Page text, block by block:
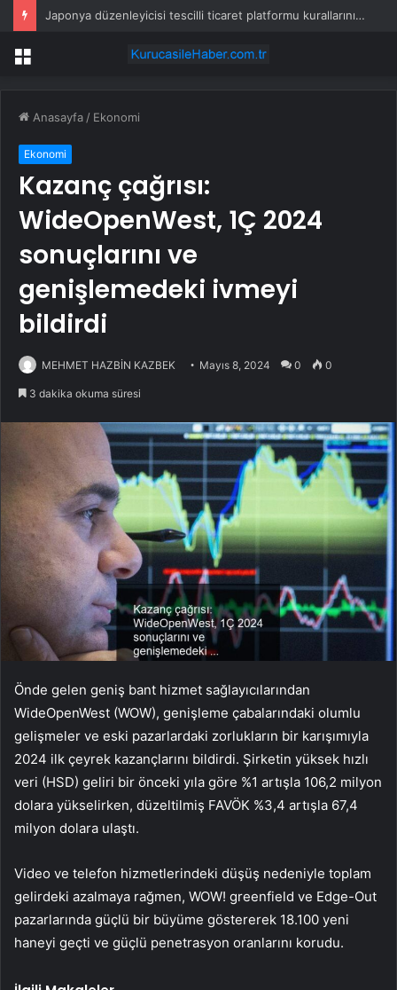
Japonya düzenleyicisi tescilli ticaret platformu kurallarını gözden geçirecek – Nikkei
Menü
Anasayfa / Ekonomi
Ekonomi
Kazanç çağrısı:
WideOpenWest, 1Ç 2024
sonuçlarını ve
genişlemedeki ivmeyi
bildirdi
MEHMET HAZBİN KAZBEK Mayıs 8, 2024 0 0
3 dakika okuma süresi
Önde gelen geniş bant hizmet sağlayıcılarından
WideOpenWest (WOW), genişleme çabalarındaki olumlu
gelişmeler ve eski pazarlardaki zorlukların bir karışımıyla
2024 ilk çeyrek kazançlarını bildirdi. Şirketin yüksek hızlı
veri (HSD) geliri bir önceki yıla göre %1 artışla 106,2 milyon
dolara yükselirken, düzeltilmiş FAVÖK %3,4 artışla 67,4
milyon dolara ulaştı.
Video ve telefon hizmetlerindeki düşüş nedeniyle toplam
gelirdeki azalmaya rağmen, WOW! greenfield ve Edge-Out
pazarlarında güçlü bir büyüme göstererek 18.100 yeni
haneyi geçti ve güçlü penetrasyon oranlarını korudu.